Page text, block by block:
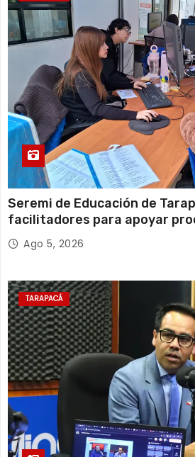
Seremi de Educación de
facilitadores para apoyar
Escolar 2027
Ago 5, 2026
TARAPACÁ